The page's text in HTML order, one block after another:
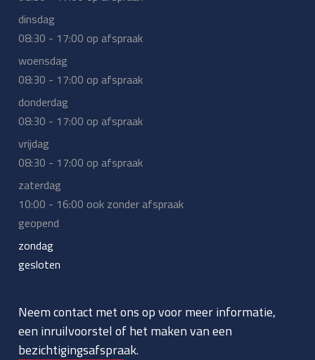
dinsdag
08:30 - 17:00 op afspraak
woensdag
08:30 - 17:00 op afspraak
donderdag
08:30 - 17:00 op afspraak
vrijdag
08:30 - 17:00 op afspraak
zaterdag
10:00 - 16:00 ook zonder afspraak
geopend
zondag
gesloten
Neem contact met ons op voor meer informatie,
een inruilvoorstel of het maken van een
bezichtigingsafspraak.